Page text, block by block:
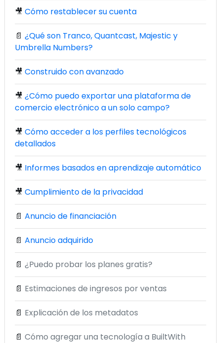
🎥 Cómo restablecer su cuenta
📄 ¿Qué son Tranco, Quantcast, Majestic y
Umbrella Numbers?
🎥 Construido con avanzado
🎥 ¿Cómo puedo exportar una plataforma de
comercio electrónico a un solo campo?
🎥 Cómo acceder a los perfiles tecnológicos
detallados
🎥 Informes basados en aprendizaje automático
🎥 Cumplimiento de la privacidad
📄 Anuncio de financiación
📄 Anuncio adquirido
📄 ¿Puedo probar los planes gratis?
📄 Estimaciones de ingresos por ventas
📄 Explicación de los metadatos
📄 Cómo agregar una tecnología a BuiltWith